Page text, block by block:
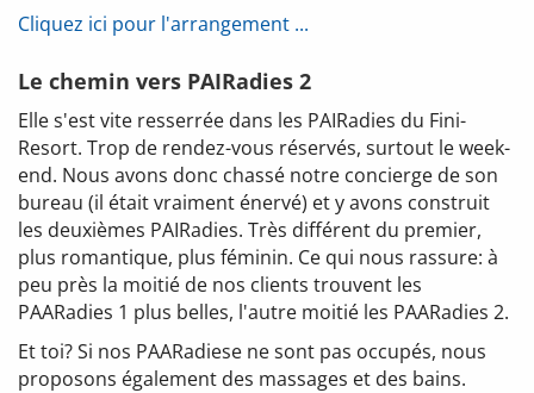
Cliquez ici pour l'arrangement ...
Le chemin vers PAIRadies 2
Elle s'est vite resserrée dans les PAIRadies du Fini-
Resort. Trop de rendez-vous réservés, surtout le week-
end. Nous avons donc chassé notre concierge de son
bureau (il était vraiment énervé) et y avons construit
les deuxièmes PAIRadies. Très différent du premier,
plus romantique, plus féminin. Ce qui nous rassure: à
peu près la moitié de nos clients trouvent les
PAARadies 1 plus belles, l'autre moitié les PAARadies 2.
Et toi? Si nos PAARadiese ne sont pas occupés, nous
proposons également des massages et des bains.